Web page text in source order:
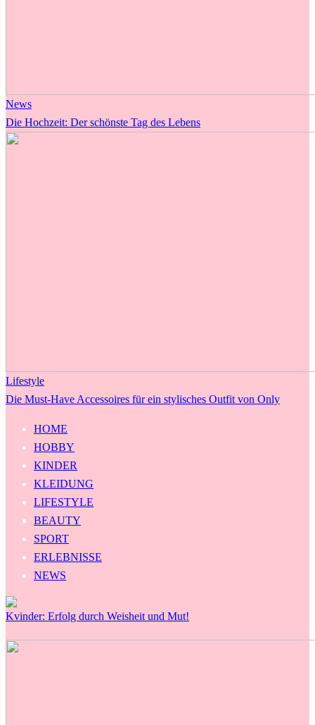
News
Die Hochzeit: Der schönste Tag des Lebens
Lifestyle
Die Must-Have Accessoires für ein stylisches Outfit von Only
HOME
HOBBY
KINDER
KLEIDUNG
LIFESTYLE
BEAUTY
SPORT
ERLEBNISSE
NEWS
Kvinder: Erfolg durch Weisheit und Mut!